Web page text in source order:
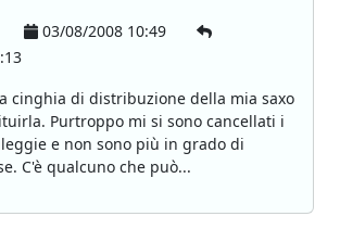
03/08/2008 10:49
cinghia di distribuzione della mia saxo
Purtroppo mi si sono cancellati i
e non sono più in grado di
C'è qualcuno che può...